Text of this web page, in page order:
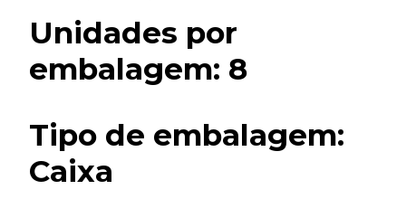
Unidades por
embalagem: 8
Tipo de embalagem:
Caixa